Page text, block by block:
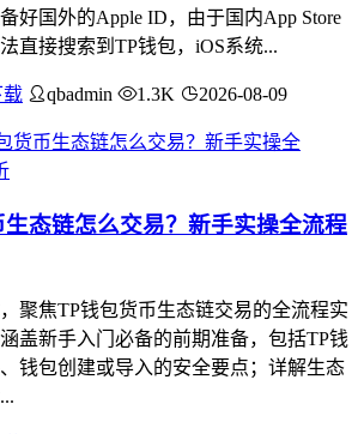
好国外的Apple ID，由于国内App Store
直接搜索到TP钱包，iOS系统...
载 qbadmin 1.3K 2026-08-09
态链怎么交易？新手实操全流程
聚焦TP钱包货币生态链交易的全流程实
盖新手入门必备的前期准备，包括TP钱
钱包创建或导入的安全要点；详解生态